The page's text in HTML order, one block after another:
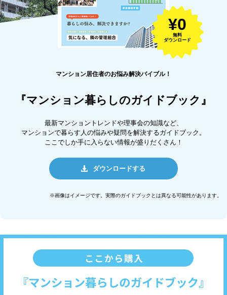
¥0
無料
ダウンロード
マンション居住者のお悩み解決バイブル！
『マンション暮らしのガイドブック』
最新マンショントレンドや理事会の知識など、
マンションで暮らす人の悩みや疑問を解決するガイドブック。
ここでしか手に入らない情報が盛りだくさん！
ダウンロードする
※画像はイメージです。実際のガイドブックとは異なる可能性があります。